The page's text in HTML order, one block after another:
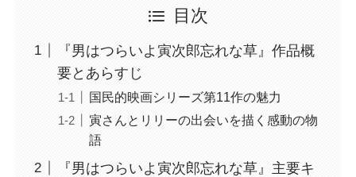
目次
『男はつらいよ寅次郎忘れな草』作品概
要とあらすじ
国民的映画シリーズ第11作の魅力
寅さんとリリーの出会いを描く感動の物
語
『男はつらいよ寅次郎忘れな草』主要キ